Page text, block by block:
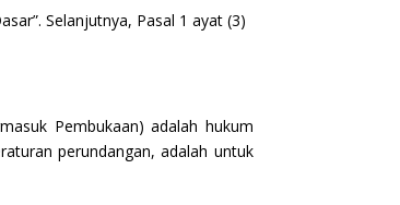
Selanjutnya, Pasal 1 ayat (3)
Pembukaan) adalah hukum
perundangan, adalah untuk